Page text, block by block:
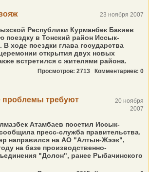
23 ноября 2007
Республики Курманбек Бакиев
поездку в Тонский район Иссык-
В ходе поездки глава государства
открытия двух новых
встретился с жителями района.
Просмотров: 2713 Комментариев: 0
проблемы требуют
20 ноября
2007
Атамбаев посетил Иссык-
пресс-служба правительства.
направился на АО "Алтын-Жээк",
на базе производственно-
"Долон", ранее Рыбачинского